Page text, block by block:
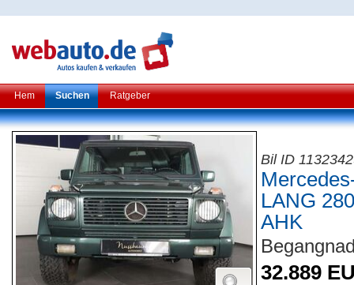
Hem Suchen Ratgeber
Bil ID
LANG
AHK
32.889